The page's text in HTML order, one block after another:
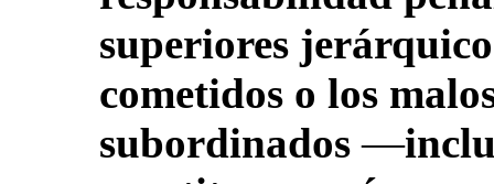
superiores
cometidos o los
subordinados—